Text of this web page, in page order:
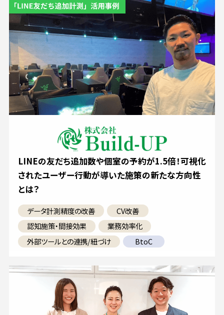
LINEの友だち追加数や個室の予約が1.5倍！可視化
されたユーザー行動が導いた施策の新たな方向性
とは？
データ計測精度の改善
CV改善
認知施策・間接効果
業務効率化
外部ツールとの連携/紐づけ
BtoC